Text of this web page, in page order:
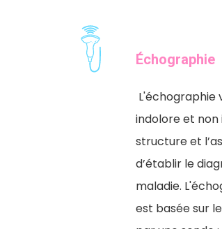
Échographie
L'échographie
indolore et
structure et
d’établir le
maladie.
est basée sur